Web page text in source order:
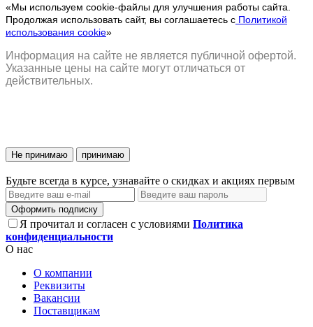
«Мы используем cookie-файлы для улучшения работы сайта.
Продолжая использовать сайт, вы соглашаетесь с Политикой
использования cookie»
Информация на сайте не является публичной офертой.
Указанные цены на сайте могут отличаться от
действительных.
Не принимаю принимаю
Будьте всегда в курсе, узнавайте о скидках и акциях первым
Оформить подписку
Я прочитал и согласен с условиями Политика
конфиденциальности
О нас
О компании
Реквизиты
Вакансии
Поставщикам